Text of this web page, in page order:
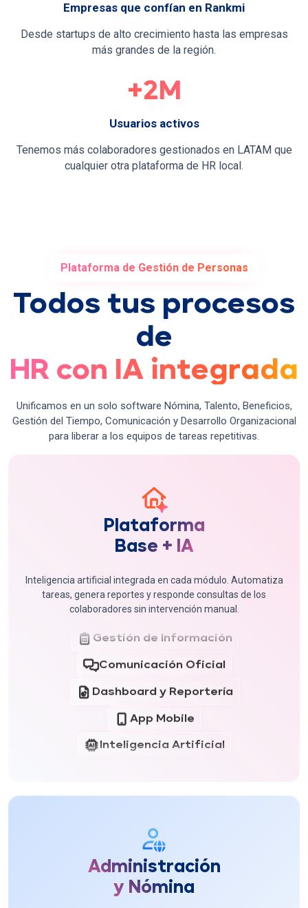
Empresas que confían en Rankmi
Desde startups de alto crecimiento hasta las empresas
más grandes de la región.
+2M
Usuarios activos
Tenemos más colaboradores gestionados en LATAM que
cualquier otra plataforma de HR local.
Plataforma de Gestión de Personas
Todos tus procesos
de
HR con IA integrada
Unificamos en un solo software Nómina, Talento, Beneficios,
Gestión del Tiempo, Comunicación y Desarrollo Organizacional
para liberar a los equipos de tareas repetitivas.
Plataforma
Base + IA
Inteligencia artificial integrada en cada módulo. Automatiza
tareas, genera reportes y responde consultas de los
colaboradores sin intervención manual.
Inteligencia Artificial
Gestión de Información
Comunicación Oficial
Dashboard y Reportería
App Mobile
Inteligencia Artificial
Comunicación Oficial
App Mobile
Administración
y Nómina